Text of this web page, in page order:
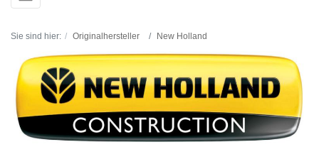
Sie sind hier: Originalhersteller New Holland